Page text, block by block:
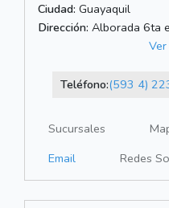
Ciudad: Guayaquil
Dirección: Alborada 6ta
Teléfono:(593 4)
Sucursales
Email
Redes